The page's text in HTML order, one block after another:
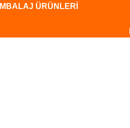
ÜRÜNLERİ